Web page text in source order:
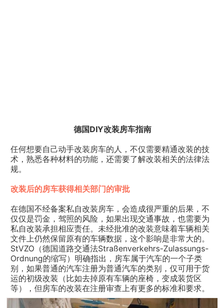
德国DIY改装房车指南
任何想要自己动手改装房车的人，不仅需要精通改装的技
术，熟悉各种材料的功能，还需要了解改装相关的法律法
规。
改装后的房车获得相关部门的审批
在德国不经备案私自改装房车，会造成很严重的后果，不
仅仅是罚金，驾照的风险，如果出现交通事故，也需要为
私自改装承担相应责任。未经批准的改装意味着车辆相关
文件上仍然保留原有的车辆数据，这个影响是非常大的。
StVZO（德国道路交通法Straßenverkehrs-Zulassungs-
Ordnung的缩写）明确指出，房车属于汽车的一个子类
别，如果普通的汽车注册为普通汽车的类别，仅可用于货
运的初级改装（比如去掉原有车辆的座椅，变成装货区
等），但房车的改装在注册审查上有更多的标准和要求。